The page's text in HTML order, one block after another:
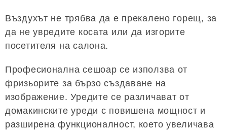
Въздухът не трябва да е прекалено горещ, за
да не увредите косата или да изгорите
посетителя на салона.
Професионална сешоар се използва от
фризьорите за бързо създаване на
изображение. Уредите се различават от
домакинските уреди с повишена мощност и
разширена функционалност, което увеличава